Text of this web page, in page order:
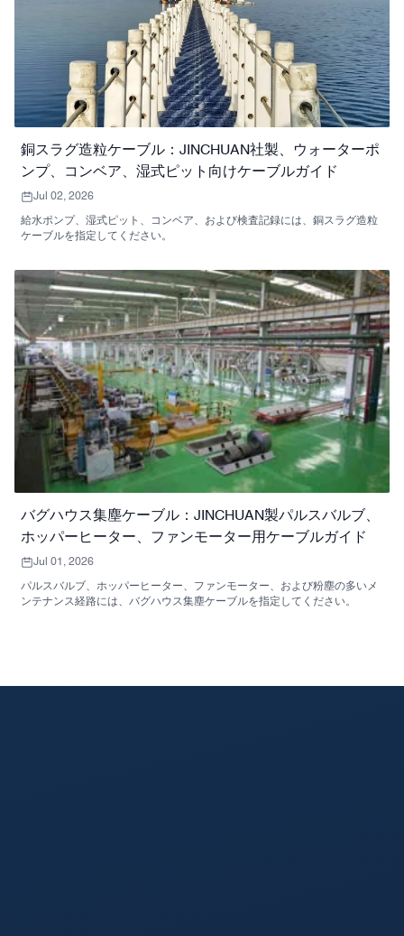
銅スラグ造粒ケーブル：JINCHUAN社製、ウォーターポ
ンプ、コンベア、湿式ピット向けケーブルガイド
Jul 02, 2026
給水ポンプ、湿式ピット、コンベア、および検査記録には、銅スラグ造粒
ケーブルを指定してください。
バグハウス集塵ケーブル：JINCHUAN製パルスバルブ、
ホッパーヒーター、ファンモーター用ケーブルガイド
Jul 01, 2026
パルスバルブ、ホッパーヒーター、ファンモーター、および粉塵の多いメ
ンテナンス経路には、バグハウス集塵ケーブルを指定してください。